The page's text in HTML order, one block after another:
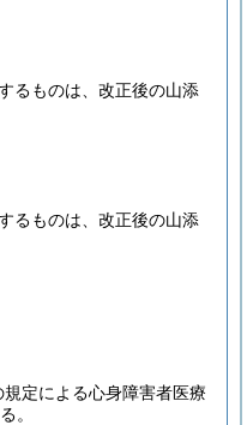
るものは、改正後の山添
るものは、改正後の山添
定による心身障害者医療
。